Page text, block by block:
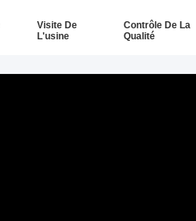
Visite De
L'usine
Contrôle De La
Qualité